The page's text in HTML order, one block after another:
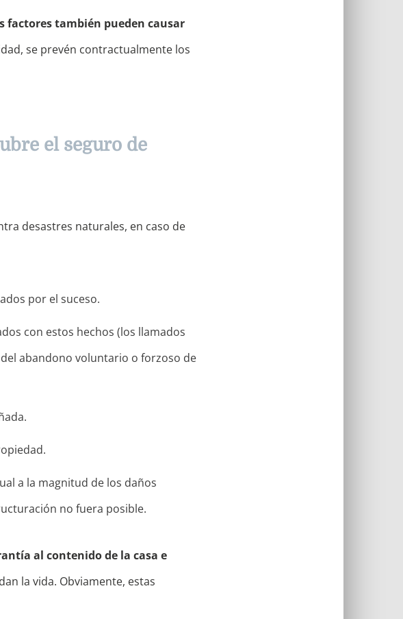
factores también pueden causar
se prevén contractualmente los
el seguro de
desastres naturales, en caso de
​​por el suceso.
con estos hechos (los llamados
abandono voluntario o forzoso de
a la magnitud de los daños
no fuera posible.
al contenido de la casa e
la vida. Obviamente, estas